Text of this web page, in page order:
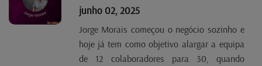
junho 02, 2025
Jorge Morais começou o negócio sozinho e
hoje já tem como objetivo alargar a equipa
de 12 colaboradores para 30, quando